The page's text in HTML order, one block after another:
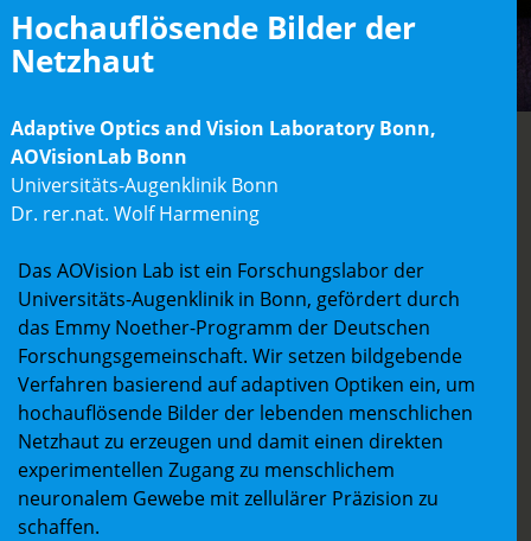
Hochauflösende Bilder der
Netzhaut
Adaptive Optics and Vision Laboratory Bonn,
AOVisionLab Bonn
Universitäts-Augenklinik Bonn
Dr. rer.nat. Wolf Harmening
Das AOVision Lab ist ein Forschungslabor der
Universitäts-Augenklinik in Bonn, gefördert durch
das Emmy Noether-Programm der Deutschen
Forschungsgemeinschaft. Wir setzen bildgebende
Verfahren basierend auf adaptiven Optiken ein, um
hochauflösende Bilder der lebenden menschlichen
Netzhaut zu erzeugen und damit einen direkten
experimentellen Zugang zu menschlichem
neuronalem Gewebe mit zellulärer Präzision zu
schaffen.